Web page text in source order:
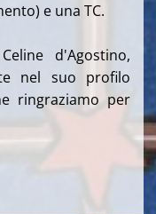
e una TC.
d'Agostino,
nel suo profilo
ringraziamo per